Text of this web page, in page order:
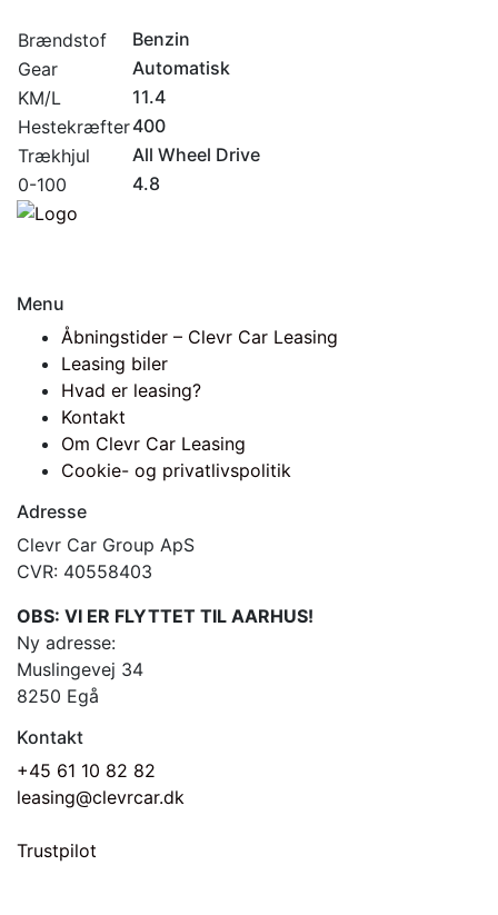
Brændstof
Benzin
Gear
Automatisk
KM/L
11.4
Hestekræfter400
Trækhjul
All Wheel Drive
0-100
4.8
Menu
Åbningstider – Clevr Car Leasing
Leasing biler
Hvad er leasing?
Kontakt
Om Clevr Car Leasing
Cookie- og privatlivspolitik
Adresse
Clevr Car Group ApS
CVR: 40558403
OBS: VI ER FLYTTET TIL AARHUS!
Ny adresse:
Muslingevej 34
8250 Egå
Kontakt
+45 61 10 82 82
leasing@clevrcar.dk
Trustpilot